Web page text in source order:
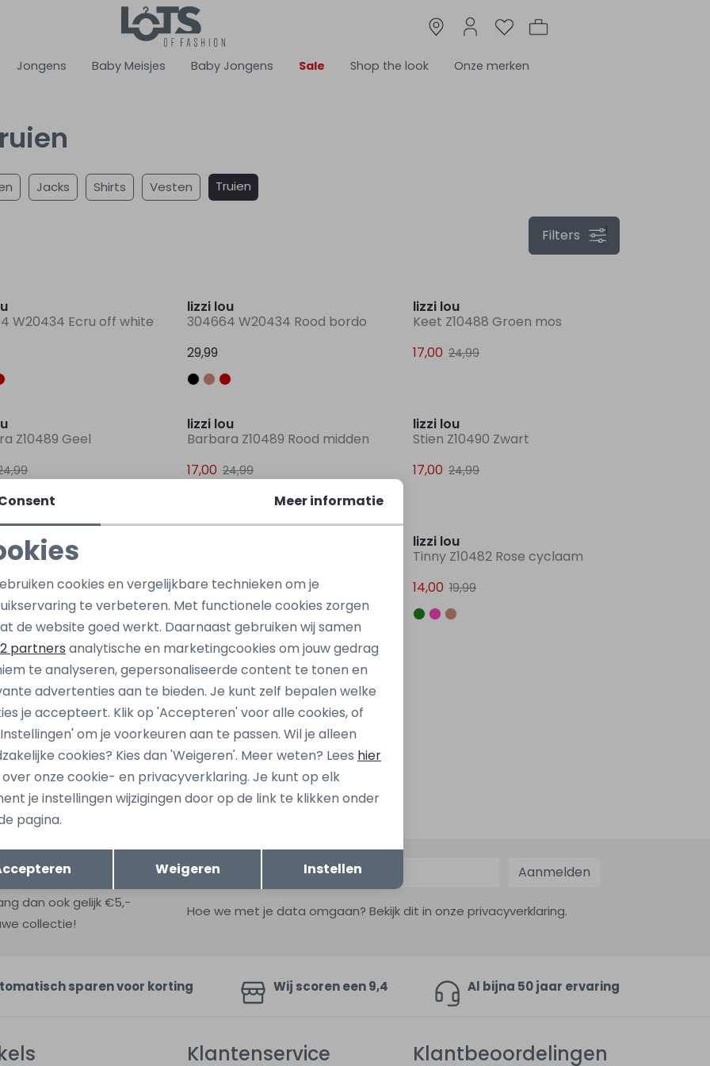
Jongens Baby Meisjes Baby Jongens Sale Shop the look Onze merken
Jacks Shirts Truien
Vesten
1
Filters
W20434 Ecru off white
lizzi lou
304664 W20434 Rood bordo
29,99
lizzi lou
Keet Z10488 Groen mos
17,00 24,99
Z10489 Geel
lizzi lou
Barbara Z10489 Rood midden
17,00 24,99
lizzi lou
Stien Z10490 Zwart
17,00 24,99
Ecru off white
Sale
14,00 19,99
lizzi lou
Tinny Z10482 Rose cyclaam
14,00 19,99
lds W10448 Ecru naturel
lizzi lou
Tanomi lds W10448 Zwart
34,99
dan ook gelijk €5,-
collectie!
Aanmelden
Hoe we met je data omgaan? Bekijk dit in onze privacyverklaring.
sparen voor korting Wij scoren een 9,4 Al bijna 50 jaar ervaring
Klantenservice Klantbeoordelingen
cookies
cookies Marketing cookies
Terug Opslaan
Meer informatie
cookies en vergelijkbare technieken om je
te verbeteren. Met functionele cookies zorgen
de website goed werkt. Daarnaast gebruiken wij samen
2 partners analytische en marketingcookies om jouw gedrag
te analyseren, gepersonaliseerde content te tonen en
advertenties aan te bieden. Je kunt zelf bepalen welke
je accepteert. Klik op 'Accepteren' voor alle cookies, of
om je voorkeuren aan te passen. Wil je alleen
cookies? Kies dan 'Weigeren'. Meer weten? Lees hier
onze cookie- en privacyverklaring. Je kunt op elk
je instellingen wijzigingen door op de link te klikken onder
pagina.
Weigeren Instellen